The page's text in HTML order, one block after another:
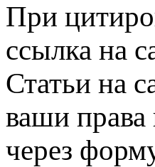
При
ссылка на
Статьи на
ваши права
через